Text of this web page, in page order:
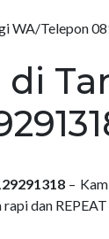
WA/Telepon
di
–
dan